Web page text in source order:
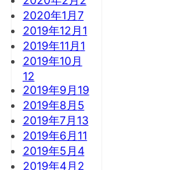
2020年1月7
2019年12月 1
2019年11月 1
2019年10月
12
2019年9月 19
2019年8月 5
2019年7月 13
2019年6月 11
2019年5月 4
2019年4月 2